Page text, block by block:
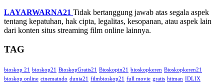
LAYARWARNA21 Tidak bertanggung jawab atas segala aspek
tentang kepatuhan, hak cipta, legalitas, kesopanan, atau aspek lain
dari konten situs streaming film online lainnya.
TAG
bioskop 21 bioskop21 BioskopGratis21 Bioskopin21 bioskopkeren Bioskopkeren21
bioskop online cinemaindo dunia21 filmbioskop21 full movie gratis hitman IDLIX